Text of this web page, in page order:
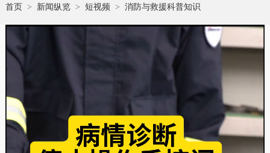
首页 > 新闻纵览> 短视频 > 消防与救援科普知识